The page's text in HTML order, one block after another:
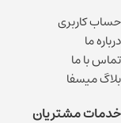
حساب کاربری
درباره ما
تماس با ما
بلاگ میسفا
خدمات مشتریان